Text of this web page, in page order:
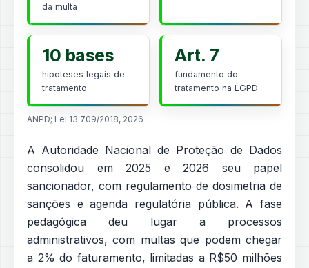
da multa
10 bases
hipoteses legais de
tratamento
Art. 7
fundamento do
tratamento na LGPD
ANPD; Lei 13.709/2018, 2026
A Autoridade Nacional de Proteção de Dados
consolidou em 2025 e 2026 seu papel
sancionador, com regulamento de dosimetria de
sanções e agenda regulatória pública. A fase
pedagógica deu lugar a processos
administrativos, com multas que podem chegar
a 2% do faturamento, limitadas a R$50 milhões